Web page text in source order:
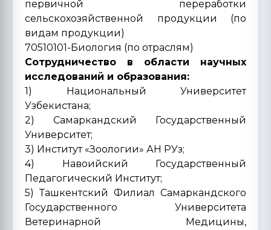
первичной переработки
сельскохозяйственной продукции (по
видам продукции)
70510101-Биология (по отраслям)
Сотрудничество в области научных
исследований и образования:
1) Национальный Университет
Узбекистана;
2) Самаркандский Государственный
Университет;
3) Институт «Зоологии» АН РУз;
4) Навоийский Государственный
Педагогический Институт;
5) Ташкентский Филиал Самаркандского
Государственного Университета
Ветеринарной Медицины,